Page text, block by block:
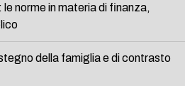
norme in materia di finanza,
della famiglia e di contrasto